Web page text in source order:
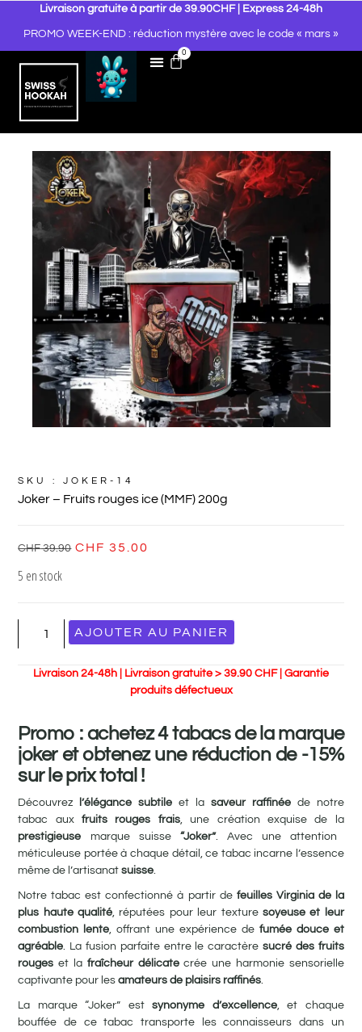
Livraison gratuite à partir de 39.90CHF | Express 24-48h
PROMO WEEK-END : réduction mystère avec le code « mars »
0
SKU : JOKER-14
Joker – Fruits rouges ice (MMF) 200g
CHF39.90 CHF 35.00
5 en stock
AJOUTER AU PANIER
Livraison 24-48h | Livraison gratuite > 39.90 CHF | Garantie
produits défectueux
Promo : achetez 4 tabacs de la marque
joker et obtenez une réduction de -15%
sur le prix total !
Découvrez l’élégance subtile et la saveur raffinéede notre
tabac auxfruits rouges frais, une création exquise de la
prestigieuse marque suisse “Joker”. Avec une attention
méticuleuse portée à chaque détail, ce tabac incarne l’essence
même de l’artisanatsuisse
Notre tabac est confectionné à partir defeuilles Virginia de la
plus haute qualité , réputées pour leur texture soyeuse et leur
combustion lente , offrant une expérience de fumée douce et
agréable . La fusion parfaite entre le caractère sucré des fruits
rouges et la fraîcheur délicatecrée une harmonie sensorielle
captivante pour les amateurs de plaisirs raffinés
La marque “Joker” estsynonyme d’excellence, et chaque
bouffée de ce tabac transporte les connaisseurs dans un